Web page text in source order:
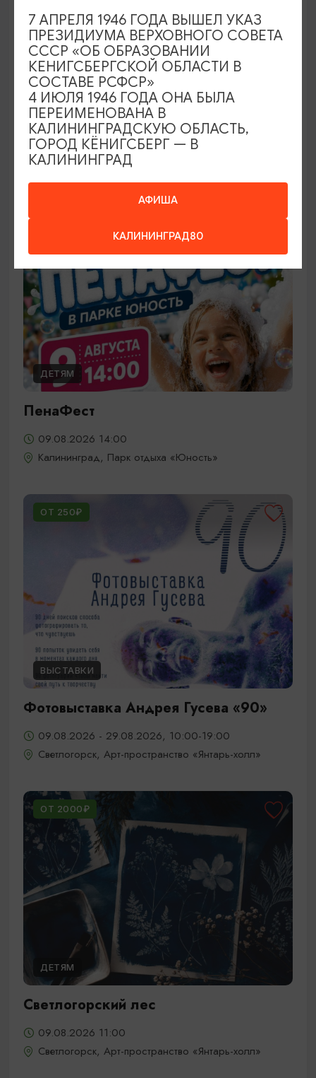
САМОЕ ИНТЕРЕСНОЕ
Фестиваль викингов Кауп (Большой
Кауп)
08.08.2026 - 09.08.2026, 13:00-22:00 (сб), 12:00-
17:00 (вс)
Зеленоградск, Поселение викингов «Кауп»
ДЕТЯМ
ПенаФест
09.08.2026 14:00
Калининград, Парк отдыха «Юность»
ОТ 250₽
ВЫСТАВКИ
Фотовыставка Андрея Гусева «90»
09.08.2026 - 29.08.2026, 10:00-19:00
Светлогорск, Арт-пространство «Янтарь-холл»
ОТ 2000₽
ДЕТЯМ
Светлогорский лес
09.08.2026 11:00
Светлогорск, Арт-пространство «Янтарь-холл»
АФИША
КАЛИНИНГРАД80
7 АПРЕЛЯ 1946 ГОДА ВЫШЕЛ УКАЗ
ПРЕЗИДИУМА ВЕРХОВНОГО СОВЕТА
СССР «ОБ ОБРАЗОВАНИИ
КЕНИГСБЕРГСКОЙ ОБЛАСТИ В
СОСТАВЕ РСФСР»
4 ИЮЛЯ 1946 ГОДА ОНА БЫЛА
ПЕРЕИМЕНОВАНА В
КАЛИНИНГРАДСКУЮ ОБЛАСТЬ,
ГОРОД КЁНИГСБЕРГ — В
КАЛИНИНГРАД